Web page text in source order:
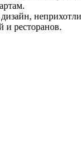
и ресторанов.